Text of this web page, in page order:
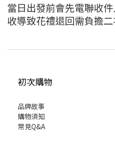
當日出發前會先電聯收
收導致花禮退回需負擔
初次購物
品牌故事
購物須知
常見Q&A